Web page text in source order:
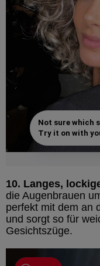
Not sure which
Try it on with
10. Langes,
die Augenbrauen
perfekt mit dem an
und sorgt so für
Gesichtszüge.